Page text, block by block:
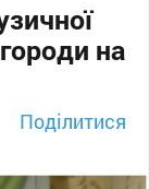
на
Поділитися